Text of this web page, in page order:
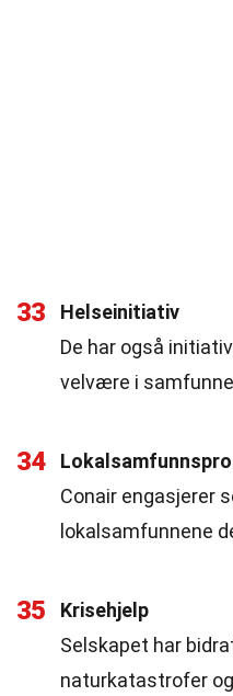
33
Helseinitiativ
De har også
velvære i
34
Conair engasjerer
lokalsamfunnene
35
Krisehjelp
Selskapet har
naturkatastrofer